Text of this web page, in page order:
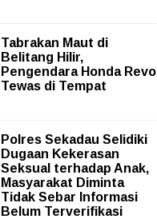
Tabrakan Maut di
Belitang Hilir,
Pengendara Honda Revo
Tewas di Tempat
Polres Sekadau Selidiki
Dugaan Kekerasan
Seksual terhadap Anak,
Masyarakat Diminta
Tidak Sebar Informasi
Belum Terverifikasi